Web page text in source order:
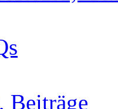
Beiträge